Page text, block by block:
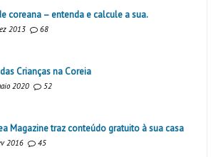
coreana – entenda e calcule a sua.
2013 68
Crianças na Coreia
2020 52
Magazine traz conteúdo gratuito à sua casa
2016 45